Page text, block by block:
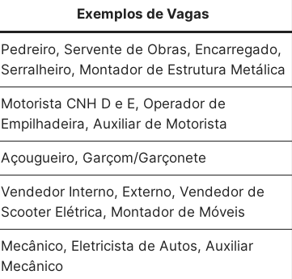
Exemplos de Vagas
Pedreiro, Servente de Obras, Encarregado,
Serralheiro, Montador de Estrutura Metálica
Motorista CNH D e E, Operador de
Empilhadeira, Auxiliar de Motorista
Açougueiro, Garçom/Garçonete
Vendedor Interno, Externo, Vendedor de
Scooter Elétrica, Montador de Móveis
Mecânico, Eletricista de Autos, Auxiliar
Mecânico